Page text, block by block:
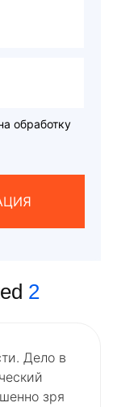
обработку
2
Дело в
зря